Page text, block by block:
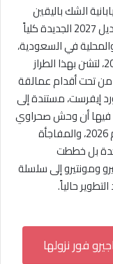
الشك باليقين
معلنة عن عودة أسطورتها التاريخية باجيرو موديل 2027 الجديدة كلياً
في السعودية،
وذلك بعد غياب دام منذ إيقاف إنتاجها عام 2021، لتشن بهذا الطراز
تحت أقدام عمالقة
إيفرست، مستندة إلى
فيها أن وحش صحراوي
جديد سيتم الكشف الرسمي عنه في خريف عام 2026، والمفاجأة
بل خططت
ومونتيرو إلى سلسلة
حالياً.
فور نزولها